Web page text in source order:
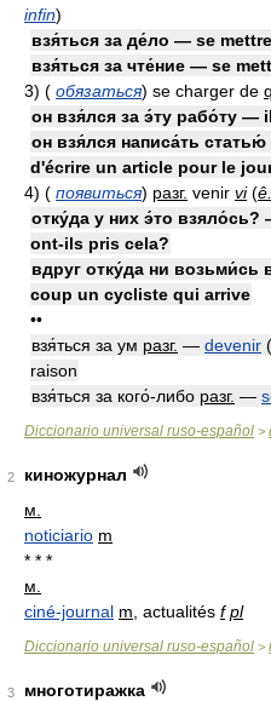
infin)
взя́ться за де́ло — se
взя́ться за чте́ние — se
3) ( обязаться) se charger de
он взя́лся за э́ту рабо́ту —
он взя́лся написа́ть
d'écrire un article pour le
4) ( появиться) разг. venir vi(ê.
отку́да у них э́то
ont-ils pris cela?
вдруг отку́да ни
coup un cycliste qui arrive
••
взя́ться за ум разг. — devenir (
raison
взя́ться за кого́-либо разг. —
Diccionario universal ruso-español >
2
киножурнал
м.
noticiario m
* * *
м.
ciné-journal m , actualités f pl
Diccionario universal ruso-español >
3
многотиражка